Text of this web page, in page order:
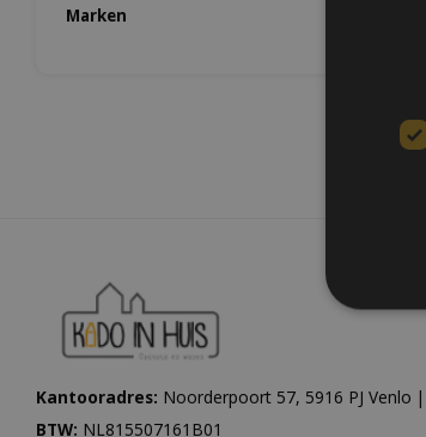
Marken
Kantooradres: Noorderpoort 57, 5916 PJ Venlo |
BTW: NL815507161B01